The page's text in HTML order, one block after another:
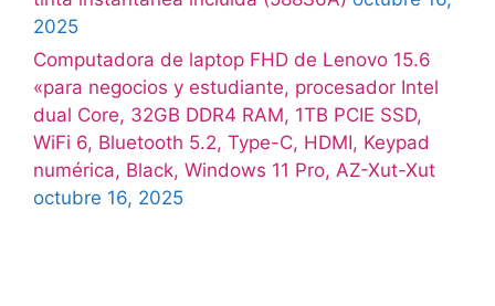
2025
Computadora de laptop FHD de Lenovo 15.6
«para negocios y estudiante, procesador Intel
dual Core, 32GB DDR4 RAM, 1TB PCIE SSD,
WiFi 6, Bluetooth 5.2, Type-C, HDMI, Keypad
numérica, Black, Windows 11 Pro, AZ-Xut-Xut
octubre 16, 2025